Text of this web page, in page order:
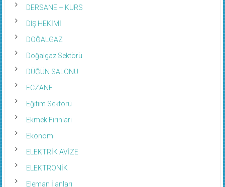
DERSANE – KURS
DIŞ HEKİMİ
DOĞALGAZ
Doğalgaz Sektörü
DÜĞÜN SALONU
ECZANE
Eğitim Sektörü
Ekmek Fırınları
Ekonomi
ELEKTRİK AVİZE
ELEKTRONİK
Eleman İlanları